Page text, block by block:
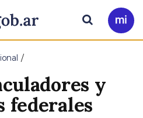
Ir
a
Buscar
y
federales